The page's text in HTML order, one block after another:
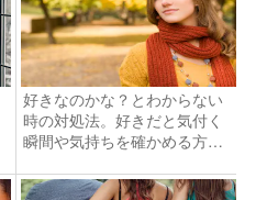
好きなのかな？とわからない
時の対処法。好きだと気付く
瞬間や気持ちを確かめる方法